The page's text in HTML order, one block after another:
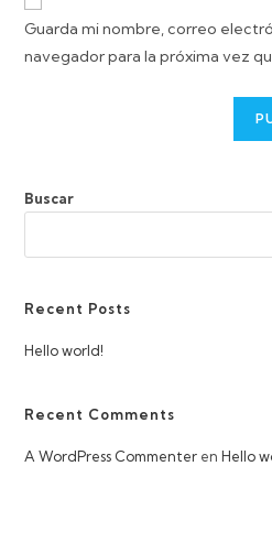
Guarda mi nombre, correo
navegador para la próxima vez
Buscar
Recent Posts
Hello world!
Recent Comments
A WordPress Commenter enHello